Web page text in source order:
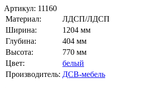
Артикул: 11160
Материал:
ЛДСП/ЛДСП
Ширина:
1204 мм
Глубина:
404 мм
Высота:
770 мм
Цвет:
белый
Производитель: ДСВ-мебель